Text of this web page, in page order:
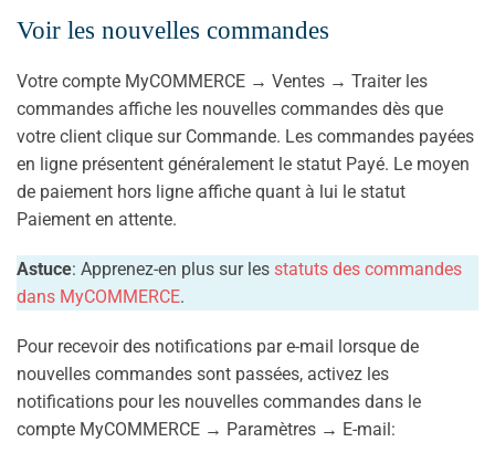
Voir les nouvelles commandes
Votre compte MyCOMMERCE → Ventes → Traiter les
commandes affiche les nouvelles commandes dès que
votre client clique sur Commande. Les commandes payées
en ligne présentent généralement le statut Payé. Le moyen
de paiement hors ligne affiche quant à lui le statut
Paiement en attente.
Astuce: Apprenez-en plus sur les statuts des commandes
dans MyCOMMERCE.
Pour recevoir des notifications par e-mail lorsque de
nouvelles commandes sont passées, activez les
notifications pour les nouvelles commandes dans le
compte MyCOMMERCE → Paramètres → E-mail: